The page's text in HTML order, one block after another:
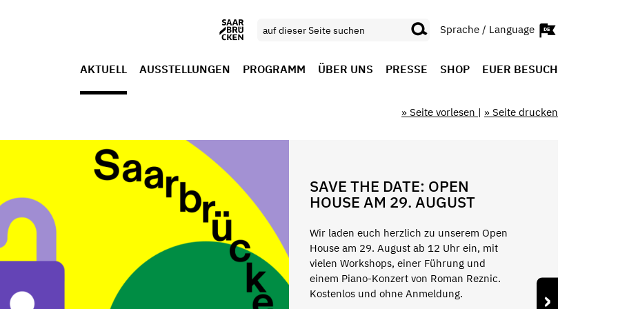
Sprache / Language
AKTUELL AUSSTELLUNGEN PROGRAMM ÜBER UNS PRESSE SHOP EUER BESUCH
» Seite vorlesen | » Seite drucken
SAVE THE DATE: OPEN
HOUSE AM 29. AUGUST
Wir laden euch herzlich zu unserem Open
House am 29. August ab 12 Uhr ein, mit
vielen Workshops, einer Führung und
einem Piano-Konzert von Roman Reznic.
Kostenlos und ohne Anmeldung.
›